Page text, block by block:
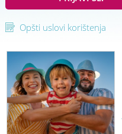
Opšti uslovi korištenja